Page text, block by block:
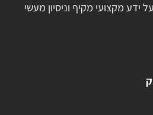
ידע מקצועי מקיף וניסיון מעשי